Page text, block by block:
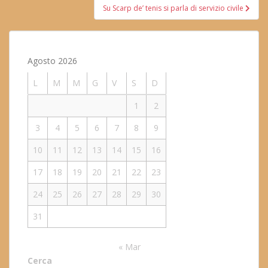
Su Scarp de’ tenis si parla di servizio civile
Agosto 2026
L
M M G V S
D
1
2
3
4 5 6 7 8
9
10
11 12 13 14 15
16
17
18 19 20 21 22
23
24
25 26 27 28 29
30
31
« Mar
Cerca